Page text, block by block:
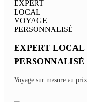
Itinéraire 24 Heures
Que Puis-je Faire à